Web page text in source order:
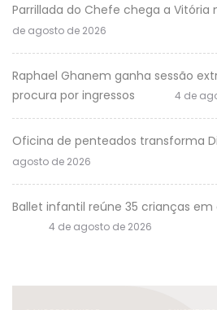
Parrillada do Chefe chega a Vitória
de agosto de 2026
Raphael Ghanem ganha sessão
procura por ingressos
4 de
Oficina de penteados transforma
agosto de 2026
Ballet infantil reúne 35 crianças
4 de agosto de 2026